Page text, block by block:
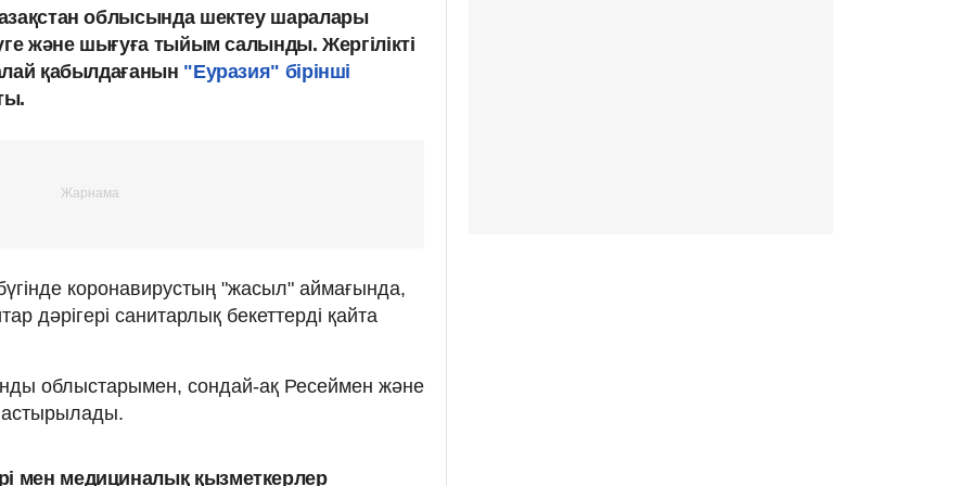
облысында шектеу шаралары
және шығуға тыйым салынды. Жергілікті
қабылдағанын "Еуразия" бірінші
коронавирустың "жасыл" аймағында,
дәрігері санитарлық бекеттерді қайта
​​облыстарымен, сондай-ақ Ресеймен және
мен медициналық қызметкерлер